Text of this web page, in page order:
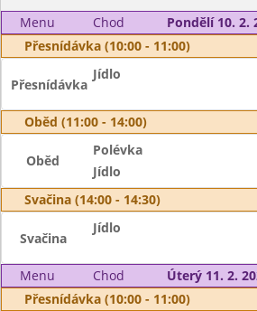
Menu Chod
Pondělí 10. 2.
Přesnídávka (10:00 - 11:00)
Přesnídávka
Jídlo
Oběd (11:00 - 14:00)
Oběd
Polévka
Jídlo
Svačina (14:00 - 14:30)
Svačina
Jídlo
Menu Chod
Úterý 11. 2.
Přesnídávka (10:00 - 11:00)